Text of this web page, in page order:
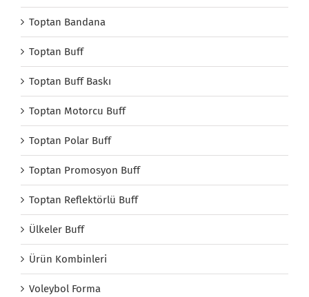
Toptan Bandana
Toptan Buff
Toptan Buff Baskı
Toptan Motorcu Buff
Toptan Polar Buff
Toptan Promosyon Buff
Toptan Reflektörlü Buff
Ülkeler Buff
Ürün Kombinleri
Voleybol Forma